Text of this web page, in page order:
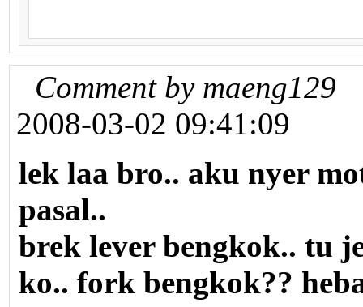
Comment by maeng129
2008-03-02 09:41:09
lek laa bro.. aku nyer
pasal..
brek lever bengkok.. tu
ko.. fork bengkok??